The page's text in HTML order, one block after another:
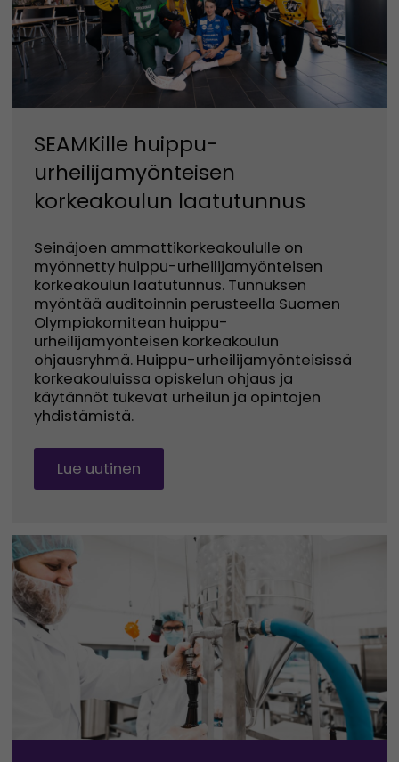
SEAMKille huippu-
urheilijamyönteisen
korkeakoulun laatutunnus
Seinäjoen ammattikorkeakoululle on
myönnetty huippu-urheilijamyönteisen
korkeakoulun laatutunnus. Tunnuksen
myöntää auditoinnin perusteella Suomen
Olympiakomitean huippu-
urheilijamyönteisen korkeakoulun
ohjausryhmä. Huippu-urheilijamyönteisissä
korkeakouluissa opiskelun ohjaus ja
käytännöt tukevat urheilun ja opintojen
yhdistämistä.
Lue uutinen